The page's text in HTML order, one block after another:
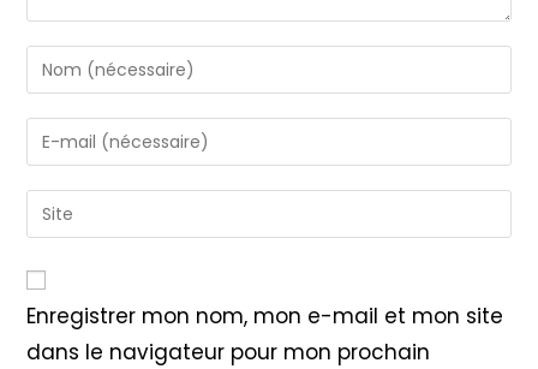
Enter
your
name
or
to
comment
Enter
your
email
address
Saisir
l’URL
votre
site
(facultatif)
Enregistrer mon nom, mon e-mail et mon site
dans le navigateur pour mon prochain